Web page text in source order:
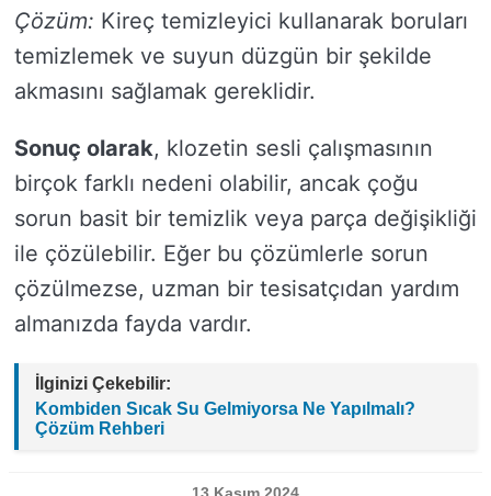
Çözüm: Kireç temizleyici kullanarak boruları
temizlemek ve suyun düzgün bir şekilde
akmasını sağlamak gereklidir.
Sonuç olarak, klozetin sesli çalışmasının
birçok farklı nedeni olabilir, ancak çoğu
sorun basit bir temizlik veya parça değişikliği
ile çözülebilir. Eğer bu çözümlerle sorun
çözülmezse, uzman bir tesisatçıdan yardım
almanızda fayda vardır.
İlginizi Çekebilir:
Kombiden Sıcak Su Gelmiyorsa Ne Yapılmalı?
Çözüm Rehberi